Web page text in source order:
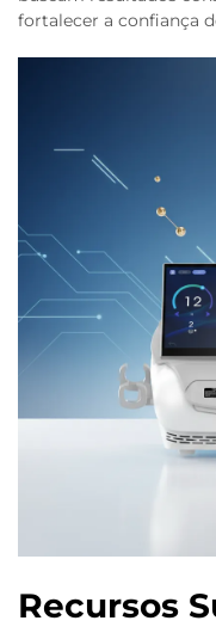
fortalecer a confiança
Recursos